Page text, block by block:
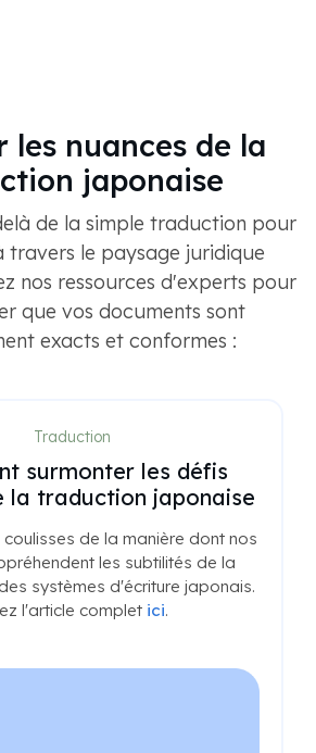
les nuances de la
japonaise
de la simple traduction pour
travers le paysage juridique
nos ressources d'experts pour
que vos documents sont
exacts et conformes :
Traduction
surmonter les défis
la traduction japonaise
de la manière dont nos
les subtilités de la
systèmes d'écriture japonais.
l'article complet ici.